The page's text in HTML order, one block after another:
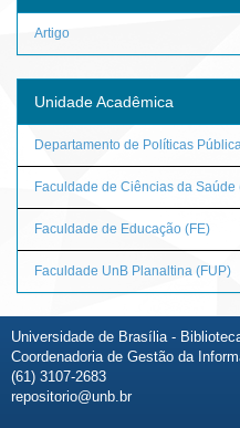
Artigo
Unidade Acadêmica
Departamento de Políticas
Faculdade de Ciências da Saúde
Faculdade de Educação (FE)
Faculdade UnB Planaltina (FUP)
Universidade de Brasília -
Coordenadoria de Gestão da
(61) 3107-2683
repositorio@unb.br